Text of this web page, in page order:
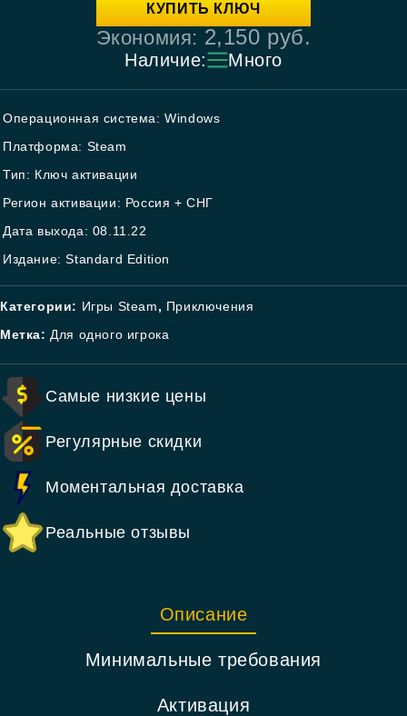
КУПИТЬ КЛЮЧ
Экономия: 2,150 руб.
Наличие: Много
Операционная система: Windows
Платформа: Steam
Тип: Ключ активации
Регион активации: Россия + СНГ
Дата выхода: 08.11.22
Издание: Standard Edition
Категории: Игры Steam, Приключения
Метка: Для одного игрока
Самые низкие цены
Регулярные скидки
Моментальная доставка
Реальные отзывы
Описание
Минимальные требования
Активация